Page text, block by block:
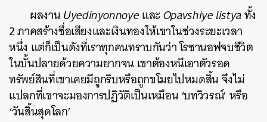
ผลงานUyedinyonnoyeและOpavshiye listyaทั้ง
2 ภาคสร้างชื่อเสียงและเงินทองให้เขาในช่วงระยะเวลา
หนึ่ง แต่ก็เป็นดังที่เราทุกคนทราบกันว่า โรซานอฟจบชีวิต
ในบั้นปลายด้วยความยากจน เขาต้องหนีเอาตัวรอด
ทรัพย์สินที่เขาเคยมีถูกริบหรือถูกขโมยไปหมดสิ้น จึงไม่
แปลกที่เขาจะมองการปฏิวัติเป็นเหมือน ‘บทวิวรณ์’ หรือ
‘วันสิ้นสุดโลก’